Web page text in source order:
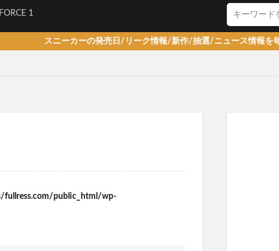
1
スニーカーの発売日/リーク情報/新作/抽選/ニュース情報を毎日更新！
fullress.com/public_html/wp-